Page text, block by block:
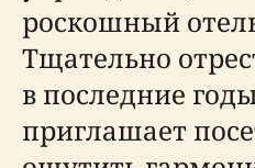
роскошный
Тщательно
в последние
приглашает